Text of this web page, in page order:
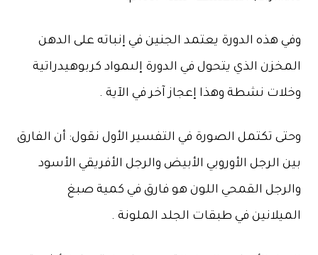
وفي هذه الدورة يعتمد الجنين في إنباته على الدهن
المخزن الذي يتحول في الدورة إلىمواد كربوهيدراتية
وخلات نشطة وهذا إعجاز آخر في الآية .
وحتى تكتمل الصورة في التفسير الأول نقول: أن الفارق
بين الرجل الأوروبي الأبيض والرجل الأفريقي الأسود
والرجل القمحي اللون هو فارق في كمية صبغ
الميلانين في طبقات الجلد الملونة .